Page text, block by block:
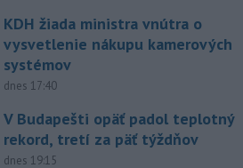
KDH žiada ministra vnútra o
vysvetlenie nákupu kamerových
systémov
dnes 17:40
V Budapešti opäť padol teplotný
rekord, tretí za päť týždňov
dnes 19:15